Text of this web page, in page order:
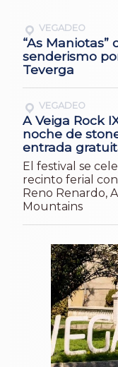
VEGADEO
“As
senderismo
Teverga
VEGADEO
A Veiga Rock
noche de
entrada
El festival se
recinto ferial
Reno Renardo,
Mountains